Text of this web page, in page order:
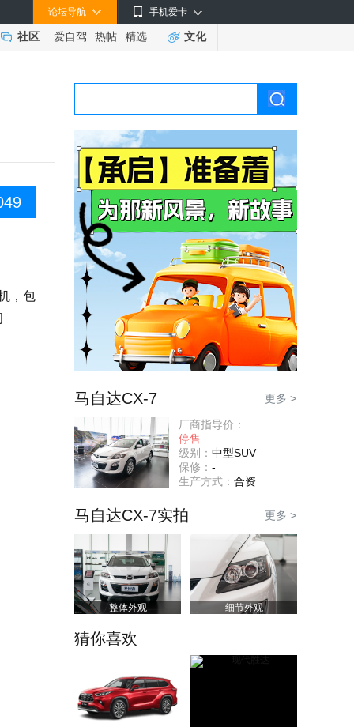
手机爱卡
论坛导航
社区 爱自驾 热帖 精选 文化
，包
马自达CX-7 更多 >
厂商指导价：
停售
级别： 中型SUV
保修： -
生产方式： 合资
马自达CX-7实拍 更多 >
整体外观 细节外观
猜你喜欢